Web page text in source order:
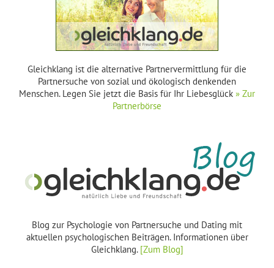
Gleichklang ist die alternative Partnervermittlung für die
Partnersuche von sozial und ökologisch denkenden
Menschen. Legen Sie jetzt die Basis für Ihr Liebesglück » Zur
Partnerbörse
Blog zur Psychologie von Partnersuche und Dating mit
aktuellen psychologischen Beiträgen. Informationen über
Gleichklang. [Zum Blog]